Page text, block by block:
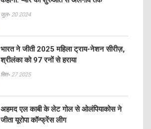
जुल॰ 20 2024
भारत ने जीती 2025 महिला ट्राय-नेशन सीरीज़,
श्रीलंका को 97 रनों से हराया
सित॰ 27 2025
अहमद एल काबी के लेट गोल से ओलंपियाकोस ने
जीता यूरोपा कॉन्फ्रेंस लीग